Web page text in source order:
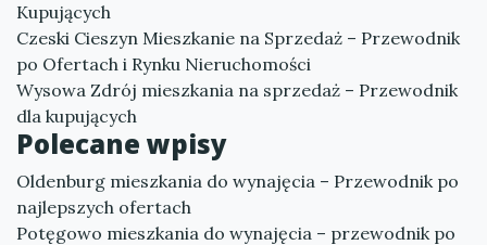
Kupujących
Czeski Cieszyn Mieszkanie na Sprzedaż – Przewodnik
po Ofertach i Rynku Nieruchomości
Wysowa Zdrój mieszkania na sprzedaż – Przewodnik
dla kupujących
Polecane wpisy
Oldenburg mieszkania do wynajęcia – Przewodnik po
najlepszych ofertach
Potęgowo mieszkania do wynajęcia – przewodnik po